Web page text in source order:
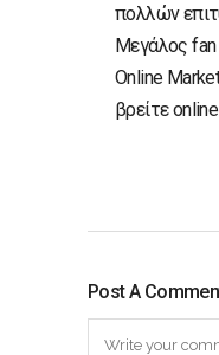
πολλών
Μεγάλος fan
Online
βρείτε
Post A